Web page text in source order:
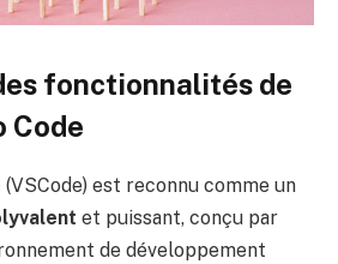
fonctionnalités de
Code
(VSCode) est reconnu comme un
et puissant, conçu par
de développement